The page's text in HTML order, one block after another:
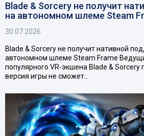
Blade & Sorcery не получит
на автономном шлеме Steam
30.07.2026
Blade & Sorcery не получит нативной
автономном шлеме Steam Frame
популярного VR-экшена Blade & Sorcery
версия игры не сможет…